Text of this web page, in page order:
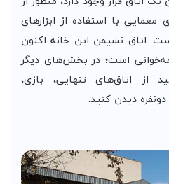
معمایی با استفاده از ابزار‌های
اتاق نشیمن این خانه اکنون
است؛ در بخش‌های دیگر
از اتاق‌های تنهایی، بازی،
دیدن کنید.